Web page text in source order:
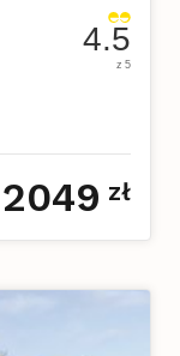
4.5
z 5
2049 zł